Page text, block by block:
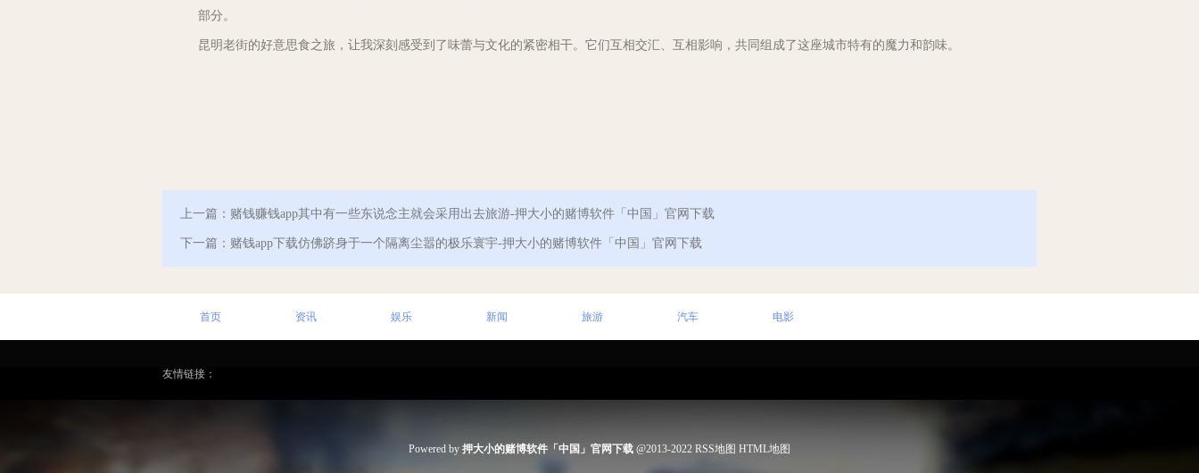
部分。
昆明老街的好意思食之旅，让我深刻感受到了味蕾与文化的紧密相干。它们互相交汇、互相影响，共同组成了这座城市特有的魔力和韵味。
上一篇： 赌钱赚钱app其中有一些东说念主就会采用出去旅游-押大小的赌博软件「中国」官网下载
下一篇： 赌钱app下载仿佛跻身于一个隔离尘嚣的极乐寰宇-押大小的赌博软件「中国」官网下载
首页 资讯 娱乐 新闻 旅游 汽车 电影
友情链接：
Powered by 押大小的赌博软件「中国」官网下载 @2013-2022 RSS地图 HTML地图